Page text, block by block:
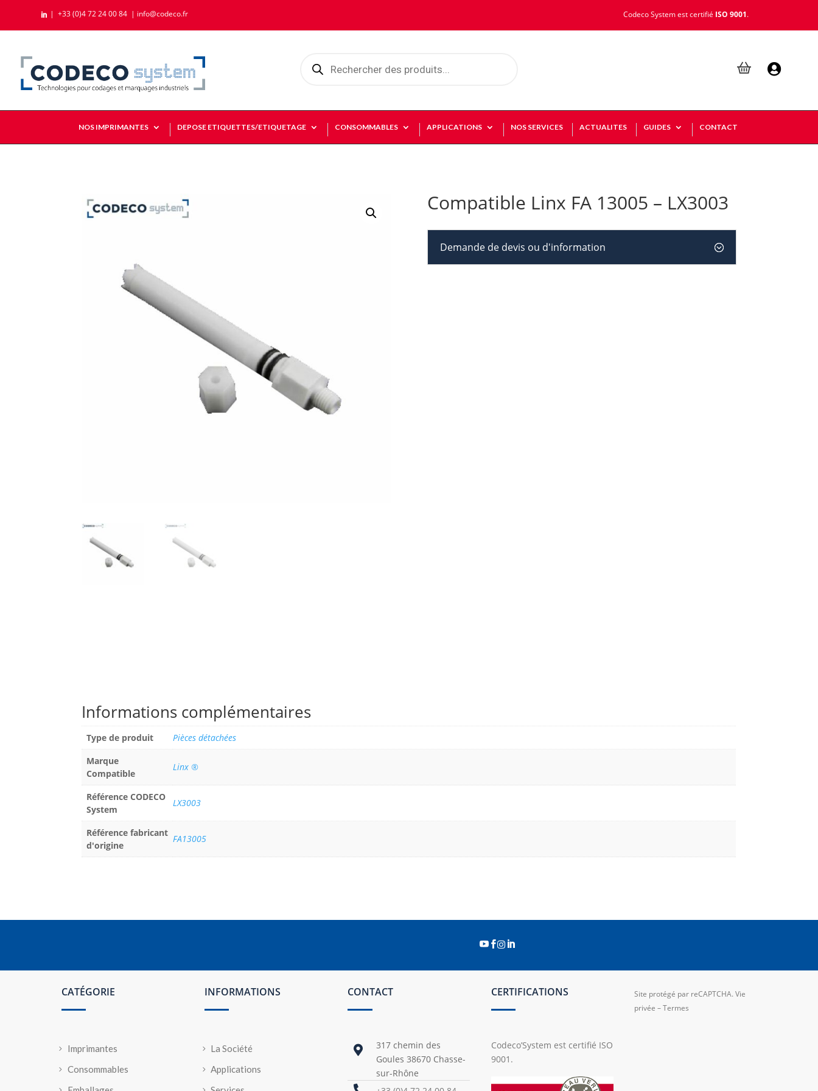
 | +33 (0)4 72 24 00 84 | info@codeco.fr Codeco System est certifié ISO 9001.
produits 
NOS IMPRIMANTES DEPOSE ETIQUETTES/ETIQUETAGE CONSOMMABLES APPLICATIONS NOS SERVICES ACTUALITES GUIDES CONTACT
Compatible Linx FA 13005 – LX3003
Demande de devis ou d'information
Informations complémentaires
Type de produit
Pièces détachées
Marque
Compatible
Linx ®
Référence CODECO
System
LX3003
Référence fabricant
d'origine
FA13005
 
CATÉGORIE
Imprimantes
Consommables
INFORMATIONS
La Société
Applications
CONTACT

317 chemin des
Goules 38670 Chasse-
sur-Rhône
CERTIFICATIONS
Codeco’System est certifié ISO
9001.
Site protégé par reCAPTCHA.Vie
privée –Termes